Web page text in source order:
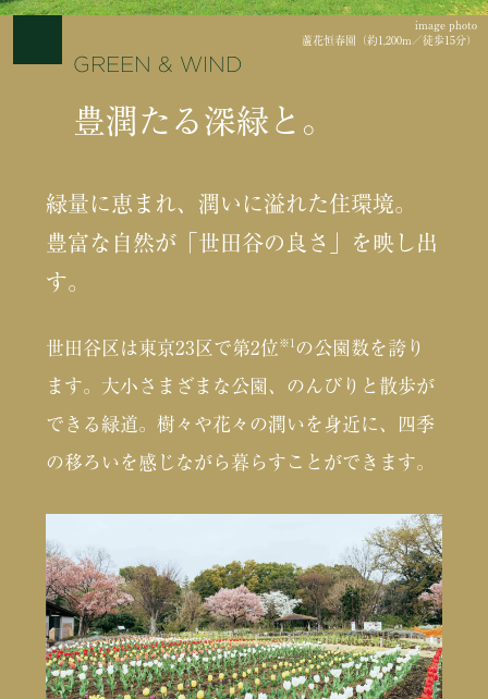
image photo
蘆花恒春園（約1,200m／徒歩15分）
GREEN & WIND
豊潤たる深緑と。
緑量に恵まれ、潤いに溢れた住環境。
豊富な自然が「世田谷の良さ」を映し出
す。
世田谷区は東京23区で第2位 ※1 の公園数を誇り
ます。大小さまざまな公園、のんびりと散歩が
できる緑道。樹々や花々の潤いを身近に、四季
の移ろいを感じながら暮らすことができます。